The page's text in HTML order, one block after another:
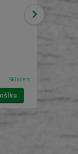
Skladem